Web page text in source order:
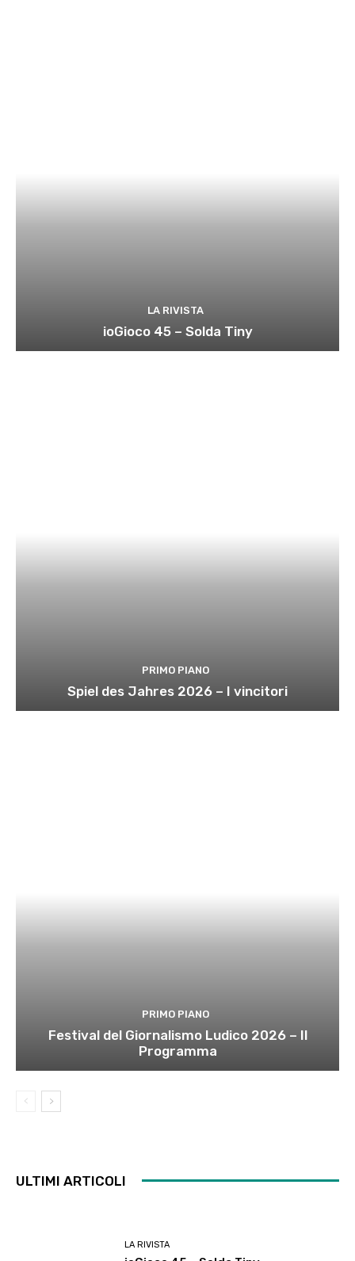
LA RIVISTA
ioGioco 45 – Solda Tiny
PRIMO PIANO
Spiel des Jahres 2026 – I vincitori
PRIMO PIANO
Festival del Giornalismo Ludico 2026 – Il
Programma
ULTIMI ARTICOLI
LA RIVISTA